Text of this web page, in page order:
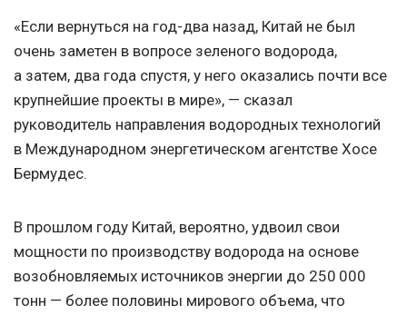
«Если вернуться на год-два назад, Китай не был
очень заметен в вопросе зеленого водорода,
а затем, два года спустя, у него оказались почти все
крупнейшие проекты в мире», — сказал
руководитель направления водородных технологий
в Международном энергетическом агентстве Хосе
Бермудес.
В прошлом году Китай, вероятно, удвоил свои
мощности по производству водорода на основе
возобновляемых источников энергии до 250 000
тонн — более половины мирового объема, что